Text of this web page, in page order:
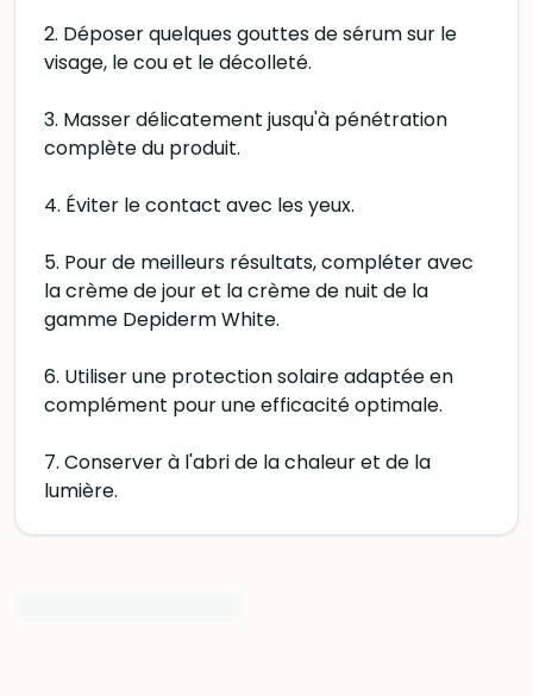
2. Déposer quelques gouttes de sérum sur le
visage, le cou et le décolleté.
3. Masser délicatement jusqu'à pénétration
complète du produit.
4. Éviter le contact avec les yeux.
5. Pour de meilleurs résultats, compléter avec
la crème de jour et la crème de nuit de la
gamme Depiderm White.
6. Utiliser une protection solaire adaptée en
complément pour une efficacité optimale.
7. Conserver à l'abri de la chaleur et de la
lumière.